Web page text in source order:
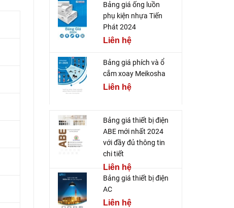
Bảng giá ống luồn
phụ kiện nhựa Tiến
Phát 2024
Liên hệ
Bảng giá phích và ổ
cắm xoay Meikosha
Liên hệ
Bảng giá thiết bị điện
ABE mới nhất 2024
với đầy đủ thông tin
chi tiết
Liên hệ
Bảng giá thiết bị điện
AC
Liên hệ